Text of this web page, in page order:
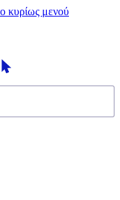
κυρίως μενού